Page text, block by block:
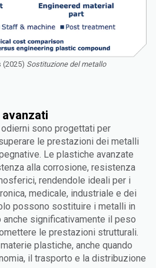
(2025) Sostituzione del metallo
sono progettati per
le prestazioni dei metalli
Le plastiche avanzate
alla corrosione, resistenza
rendendole ideali per i
medicale, industriale e dei
possono sostituire i metalli in
anche significativamente il peso
le prestazioni strutturali.
plastiche, anche quando
il trasporto e la distribuzione